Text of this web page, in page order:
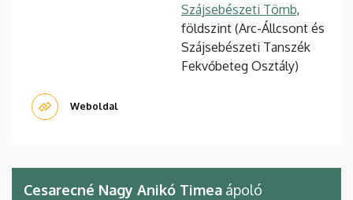
Szájsebészeti Tömb,
földszint (Arc-Állcsont és
Szájsebészeti Tanszék
Fekvőbeteg Osztály)
Weboldal
Cesarecné Nagy Anikó Timea ápoló